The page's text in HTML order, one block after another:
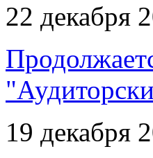
22 декабря
19 декабря